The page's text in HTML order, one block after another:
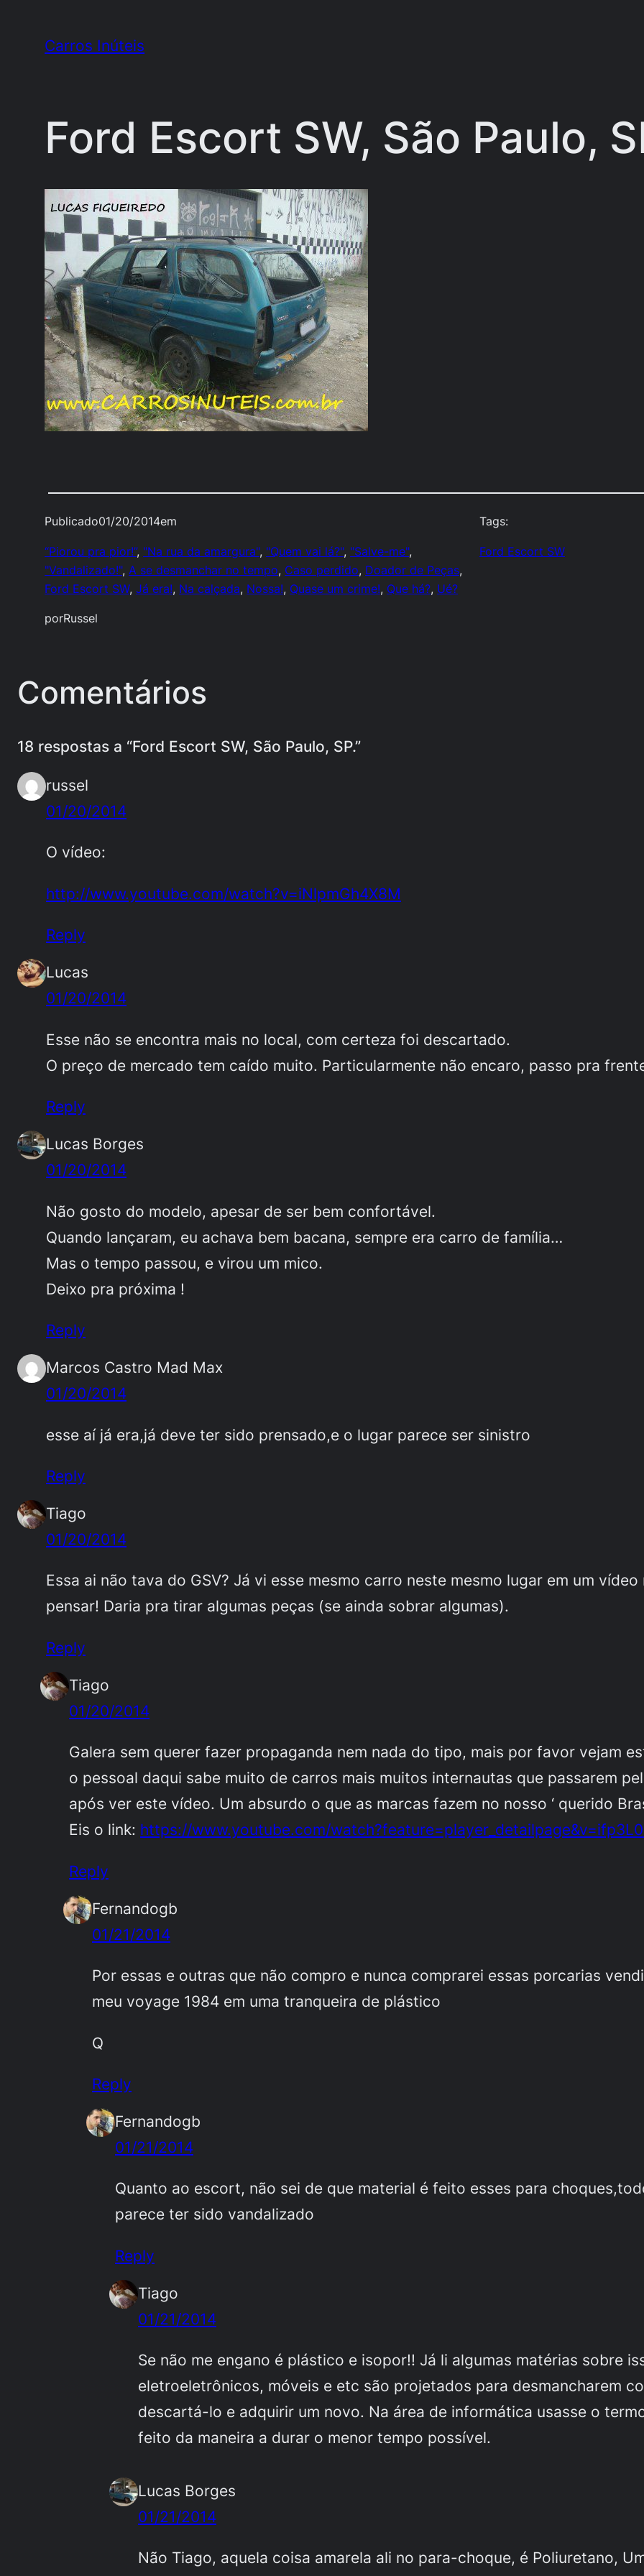
Carros Inúteis
Ford Escort SW, São Paulo,
Publicado01/20/2014em
“Piorou pra pior!”, "Na rua da amargura", "Quem vai lá?", "Salve-me"
"Vandalizado!", A se desmanchar no tempo, Caso perdido, Doador de Peças
Ford Escort SW, Já era!, Na calçada, Nossa!, Quase um crime!, Que há?, Ué?
porRussel
Tags:
Ford Escort SW
Comentários
18 respostas a “Ford Escort SW, São Paulo, SP.”
russel
01/20/2014
O vídeo:
http://www.youtube.com/watch?v=iNlpmGh4X8M
Reply
Lucas
01/20/2014
Esse não se encontra mais no local, com certeza foi descartado.
O preço de mercado tem caído muito. Particularmente não encaro, passo pra
Reply
Lucas Borges
01/20/2014
Não gosto do modelo, apesar de ser bem confortável.
Quando lançaram, eu achava bem bacana, sempre era carro de família…
Mas o tempo passou, e virou um mico.
Deixo pra próxima !
Reply
Marcos Castro Mad Max
01/20/2014
esse aí já era,já deve ter sido prensado,e o lugar parece ser sinistro
Reply
Tiago
01/20/2014
Essa ai não tava do GSV? Já vi esse mesmo carro neste mesmo lugar em um
pensar! Daria pra tirar algumas peças (se ainda sobrar algumas).
Reply
Tiago
01/20/2014
Galera sem querer fazer propaganda nem nada do tipo, mais por favor vejam
o pessoal daqui sabe muito de carros mais muitos internautas que passarem
após ver este vídeo. Um absurdo o que as marcas fazem no nosso ‘ querido
Eis o link: https://www.youtube.com/
Reply
Fernandogb
01/21/2014
Por essas e outras que não compro e nunca comprarei essas porcarias
meu voyage 1984 em uma tranqueira de plástico
Q
Reply
Fernandogb
01/21/2014
Quanto ao escort, não sei de que material é feito esses para
parece ter sido vandalizado
Reply
Tiago
01/21/2014
Se não me engano é plástico e isopor!! Já li algumas matérias sobre
eletroeletrônicos, móveis e etc são projetados para desmancharem
descartá-lo e adquirir um novo. Na área de informática usasse o
feito da maneira a durar o menor tempo possível.
Lucas Borges
01/21/2014
Não Tiago, aquela coisa amarela ali no para-choque, é Poliuretano,